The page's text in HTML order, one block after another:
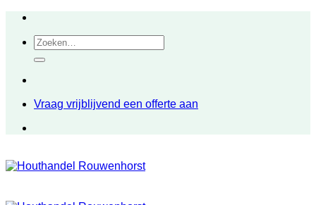
inhoudZoeken
naar:
Vraag vrijblijvend een offerte aan